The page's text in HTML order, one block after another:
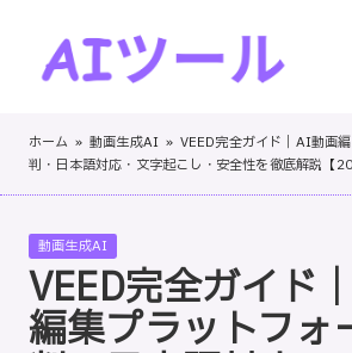
I
ツ
ー
ル
！
ツ
ー
ル
実
践
的
レ
ホーム » 動画生成AI » VEED完全ガイド｜AI動画
判・日本語対応・文字起こし・安全性を徹底解説【
Posted
in
動画生成AI
VEED完全ガイド
編集プラットフォ